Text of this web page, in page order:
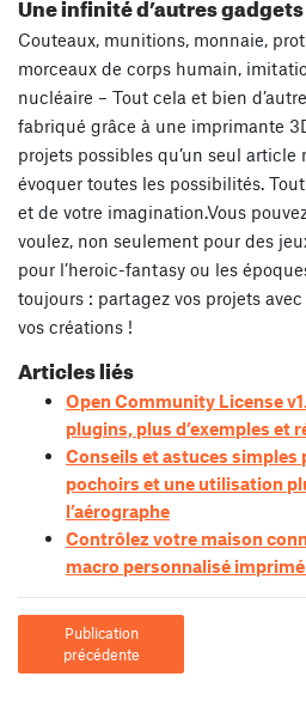
Couteaux, munitions, monnaie,
morceaux de corps humain,
nucléaire – Tout cela et bien
fabriqué grâce à une imprimante
projets possibles qu’un seul
évoquer toutes les possibilités.
et de votre imagination.Vous
voulez, non seulement pour des
pour l’heroic-fantasy ou les
toujours : partagez vos projets
vos créations !
Articles liés
Open Community License
plugins, plus d’exemples et
Conseils et astuces simples
pochoirs et une utilisation
l’aérographe
Contrôlez votre maison
macro personnalisé imprimé
Publication
précédente